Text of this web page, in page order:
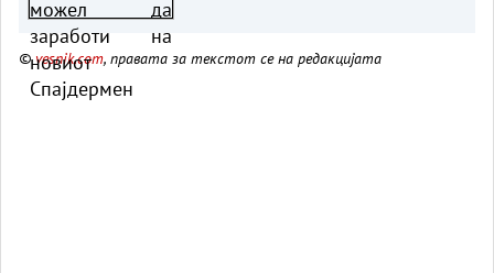
©vesnik.com, правата за текстот се на редакцијата